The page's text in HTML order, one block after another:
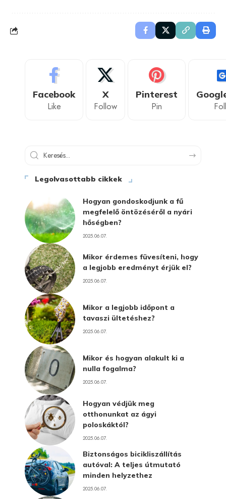
Facebook
Like
X
Follow
Pinterest
Pin
Legolvasottabb cikkek
Hogyan gondoskodjunk a fű
megfelelő öntözéséről a nyári
hőségben?
2025.06.07.
Mikor érdemes füvesíteni, hogy
a legjobb eredményt érjük el?
2025.06.07.
Mikor a legjobb időpont a
tavaszi ültetéshez?
2025.06.07.
Mikor és hogyan alakult ki a
nulla fogalma?
2025.06.07.
Hogyan védjük meg
otthonunkat az ágyi
poloskáktól?
2025.06.07.
Biztonságos bicikliszállítás
autóval: A teljes útmutató
minden helyzethez
2025.06.07.